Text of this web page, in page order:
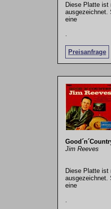
Diese Platte ist
ausgezeichnet.
eine
Preisanfrage
Jim Reeves
Diese Platte ist
ausgezeichnet.
eine
.